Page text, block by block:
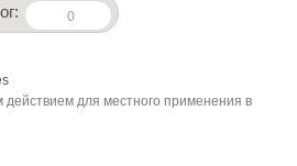
0
для местного применения в